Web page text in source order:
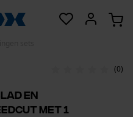
(0)
en
met 1